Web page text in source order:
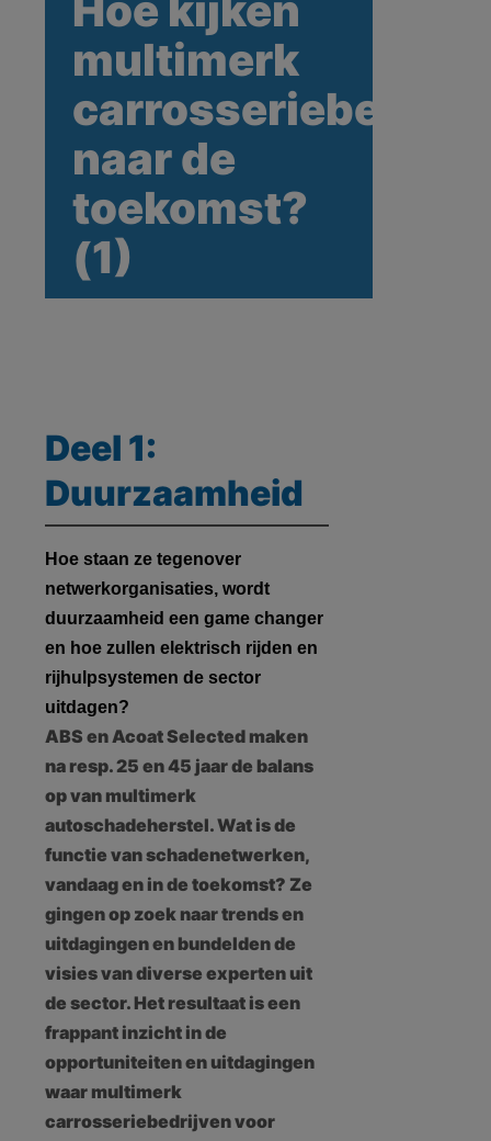
multimerk
naar de
toekomst?
(1)
Deel 1:
Duurzaamheid
Hoe staan ze tegenover
netwerkorganisaties, wordt
duurzaamheid een game changer
en hoe zullen elektrisch rijden en
rijhulpsystemen de sector
uitdagen?
ABS en Acoat Selected maken
na resp. 25 en 45 jaar de balans
op van multimerk
autoschadeherstel. Wat is de
functie van schadenetwerken,
vandaag en in de toekomst? Ze
gingen op zoek naar trends en
uitdagingen en bundelden de
visies van diverse experten uit
de sector. Het resultaat is een
frappant inzicht in de
opportuniteiten en uitdagingen
waar multimerk
carrosseriebedrijven voor